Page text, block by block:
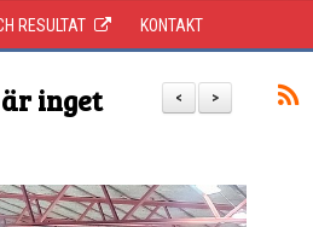
RESULTAT KONTAKT
>
<
inget